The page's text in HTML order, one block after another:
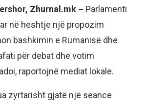
Zhurnal.mk – Parlamenti
në heshtje një propozim
bashkimin e Rumanisë dhe
për debat dhe votim
raportojnë mediat lokale.
zyrtarisht gjatë një seance